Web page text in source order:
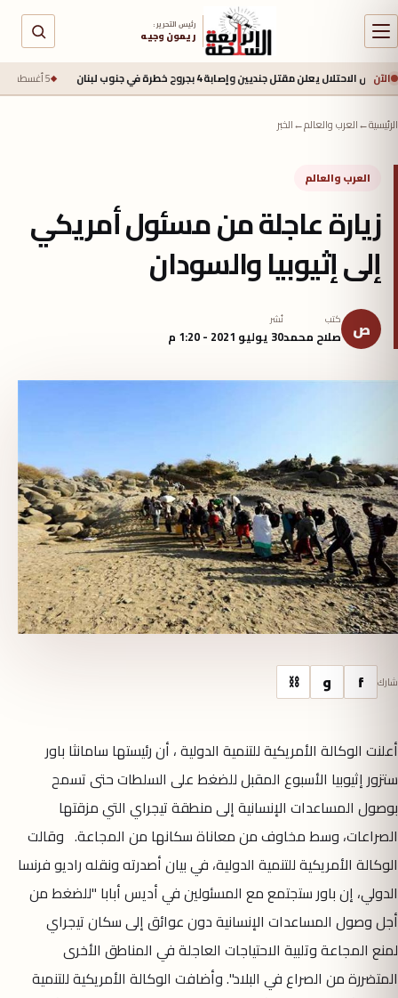
رئيس التحرير :
ريمون وجيه
الآن
يعلن مقتل جنديين وإصابة 4 بجروح خطرة في جنوب لبنان 5 أغسطس 2026 - 2:40 م
الرئيسية←العرب والعالم←الخبر
العرب والعالم
زيارة عاجلة من مسئول أمريكي
إلى إثيوبيا والسودان
ص كتب
صلاح محمد
نُشر
30 يوليو 2021 - 1:20 م
شارك f و ⛓
أعلنت الوكالة الأمريكية للتنمية الدولية ، أن رئيستها سامانثا باور
ستزور إثيوبيا الأسبوع المقبل للضغط على السلطات حتى تسمح
بوصول المساعدات الإنسانية إلى منطقة تيجراي التي مزقتها
الصراعات، وسط مخاوف من معاناة سكانها من المجاعة. وقالت
الوكالة الأمريكية للتنمية الدولية، في بيان أصدرته ونقله راديو فرنسا
الدولي، إن باور ستجتمع مع المسئولين في أديس أبابا "للضغط من
أجل وصول المساعدات الإنسانية دون عوائق إلى سكان تيجراي
لمنع المجاعة وتلبية الاحتياجات العاجلة في المناطق الأخرى
المتضررة من الصراع في البلاد". وأضافت الوكالة الأمريكية للتنمية